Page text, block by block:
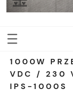
1000W
VDC / 230
IPS-1000S